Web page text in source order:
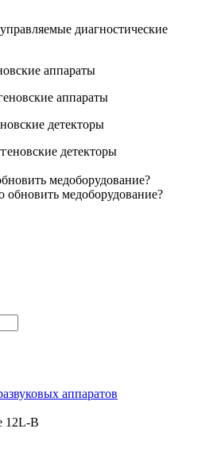
аппараты
детекторы
медоборудование?
аппаратов
12L-B